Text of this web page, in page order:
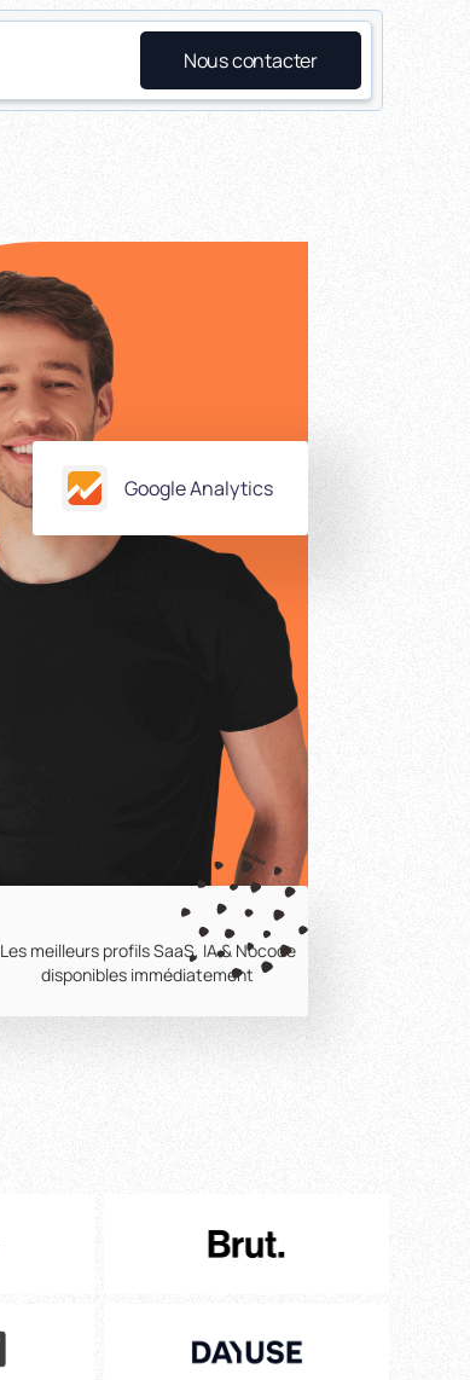
Nous contacter
Les meilleurs profils SaaS, IA & Nocode
disponibles immédiatement
Google Analytics